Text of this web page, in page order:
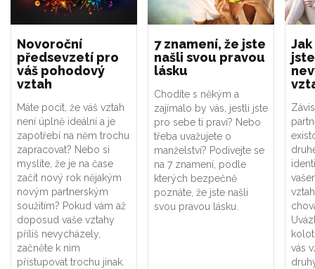
Novoroční
předsevzetí pro
váš pohodový
vztah
Máte pocit, že váš vztah
není úplně ideální a je
zapotřebí na něm trochu
zapracovat? Nebo si
myslíte, že je na čase
začít nový rok nějakým
novým partnerským
soužitím? Pokud vám až
doposud vaše vztahy
příliš nevycházely,
začněte k nim
přistupovat trochu jinak.
7 znamení, že jste
našli svou pravou
lásku
Chodíte s někým a
zajímalo by vás, jestli jste
pro sebe ti praví? Nebo
třeba uvažujete o
manželství? Podívejte se
na 7 znamení, podle
kterých bezpečně
poznáte, že jste našli
svou pravou lásku.
vás